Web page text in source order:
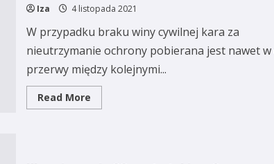
Iza 4 listopada 2021
W przypadku braku winy cywilnej kara za
nieutrzymanie ochrony pobierana jest nawet w
przerwy między kolejnymi...
Read MoreRead
more